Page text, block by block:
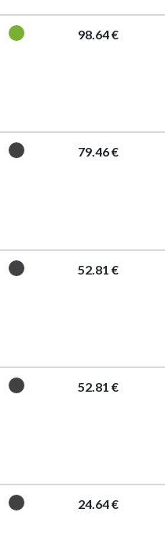
98.64 €
79.46 €
52.81 €
52.81 €
24.64 €